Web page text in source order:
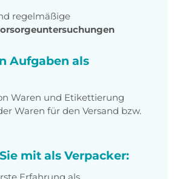
regelmäßige
Aufgaben als
Waren und Etikettierung
Waren für den Versand bzw.
mit als Verpacker: